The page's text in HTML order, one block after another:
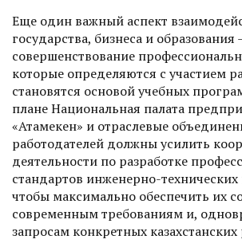
Еще один важный аспект
государства, бизнеса и образования
совершенствование
которые определяются с участием
становятся основой учебных
плане Национальная палата
«Атамекен» и отраслевые
работодателей должны усилить
деятельности по разработке
стандартов инженерно-
чтобы максимально обеспечить их
современным требованиям и,
запросам конкретных казахстанских